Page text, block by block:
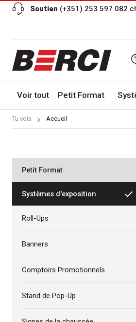
Soutien (+351) 253 597 082
Voir tout Petit Format
Tu vois Accueil
Petit Format
Systèmes d'exposition
Roll-Ups
Banners
Comptoirs Promotionnels
Stand de Pop-Up